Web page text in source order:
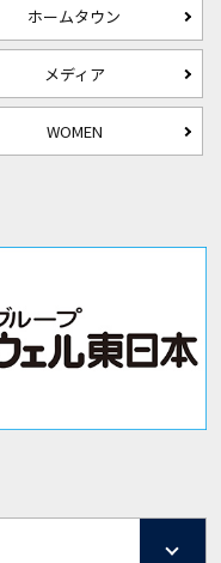
ホームタウン
メディア
WOMEN